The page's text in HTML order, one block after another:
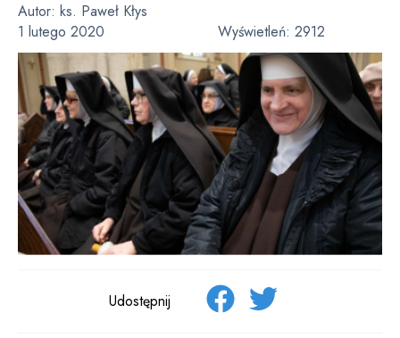
Autor: ks. Paweł Kłys
1 lutego 2020
Wyświetleń: 2912
Udostępnij